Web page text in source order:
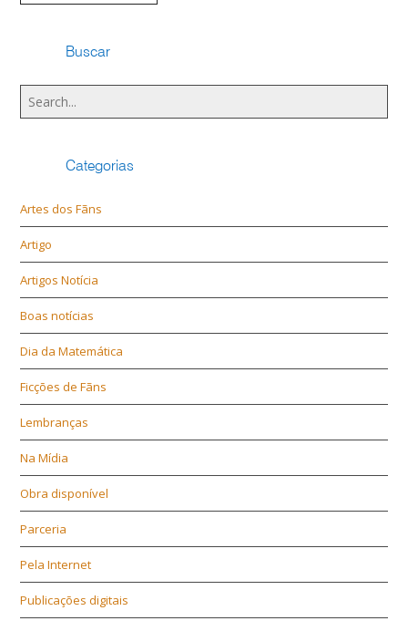
Buscar
Categorias
Artes dos Fãns
Artigo
Artigos Notícia
Boas notícias
Dia da Matemática
Ficções de Fãns
Lembranças
Na Mídia
Obra disponível
Parceria
Pela Internet
Publicações digitais